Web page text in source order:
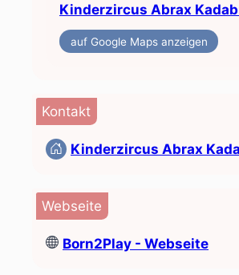
Kinderzircus Abrax
auf Google Maps anzeigen
Kontakt
Kinderzircus Abrax
Webseite
Born2Play - Webseite